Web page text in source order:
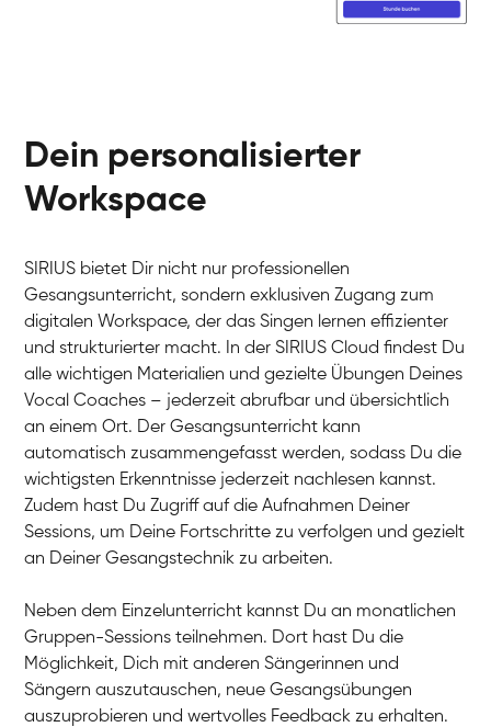
Dein personalisierter
Workspace
SIRIUS bietet Dir nicht nur professionellen
Gesangsunterricht, sondern exklusiven Zugang zum
digitalen Workspace, der das Singen lernen effizienter
und strukturierter macht. In der SIRIUS Cloud findest Du
alle wichtigen Materialien und gezielte Übungen Deines
Vocal Coaches – jederzeit abrufbar und übersichtlich
an einem Ort. Der Gesangsunterricht kann
automatisch zusammengefasst werden, sodass Du die
wichtigsten Erkenntnisse jederzeit nachlesen kannst.
Zudem hast Du Zugriff auf die Aufnahmen Deiner
Sessions, um Deine Fortschritte zu verfolgen und gezielt
an Deiner Gesangstechnik zu arbeiten.
Neben dem Einzelunterricht kannst Du an monatlichen
Gruppen-Sessions teilnehmen. Dort hast Du die
Möglichkeit, Dich mit anderen Sängerinnen und
Sängern auszutauschen, neue Gesangsübungen
auszuprobieren und wertvolles Feedback zu erhalten.